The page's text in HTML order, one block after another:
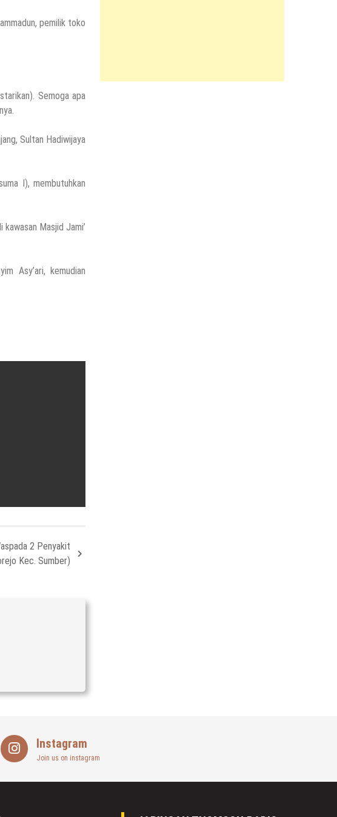
pemilik toko
Semoga apa
Sultan Hadiwijaya
I), membutuhkan
Masjid Jami’
Asy’ari, kemudian
2 Penyakit
Kec. Sumber)
Instagram
Join us on instagram